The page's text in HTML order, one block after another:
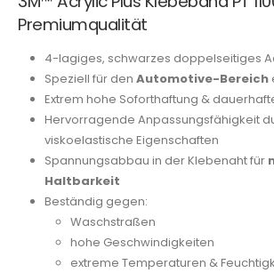
Premiumqualität
4-lagiges, schwarzes doppelseitiges
Speziell für den Automotive-Bereich
Extrem hohe Soforthaftung &
Hervorragende Anpassungsfähigkeit
viskoelastische Eigenschaften
Spannungsabbau in der Klebenaht für
Haltbarkeit
Beständig gegen:
Waschstraßen
hohe Geschwindigkeiten
extreme Temperaturen &